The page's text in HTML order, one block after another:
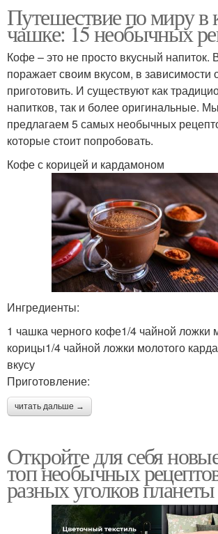
Путешествие по миру в
чашке: 15 необычных
Кофе – это не просто вкусный напиток.
поражает своим вкусом, в зависимости
приготовить. И существуют как
напитков, так и более оригинальные.
предлагаем 5 самых необычных
которые стоит попробовать.
Кофе с корицей и кардамоном
Ингредиенты:
1 чашка черного кофе1/4 чайной ложки
корицы1/4 чайной ложки молотого
вкусу
Приготовление:
читать дальше →
Откройте для себя
топ необычных
разных уголков планеты